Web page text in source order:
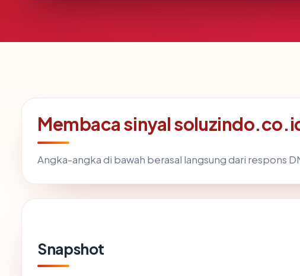
Membaca sinyal
Angka-angka di bawah berasal langsung dari respons
Snapshot